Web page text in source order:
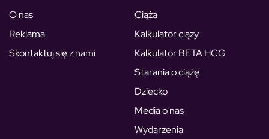
O nas
Reklama
Skontaktuj się z nami
Ciąża
Kalkulator ciąży
Kalkulator BETA HCG
Starania o ciążę
Dziecko
Media o nas
Wydarzenia